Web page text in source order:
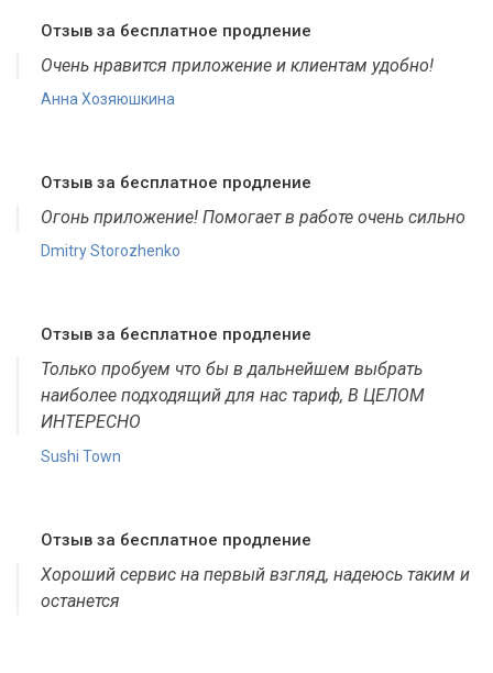
Отзыв за бесплатное продление
Очень нравится приложение и клиентам удобно!
Анна Хозяюшкина
Отзыв за бесплатное продление
Огонь приложение! Помогает в работе очень сильно
Dmitry Storozhenko
Отзыв за бесплатное продление
Только пробуем что бы в дальнейшем выбрать
наиболее подходящий для нас тариф, В ЦЕЛОМ
ИНТЕРЕСНО
Sushi Town
Отзыв за бесплатное продление
Хороший сервис на первый взгляд, надеюсь таким и
останется